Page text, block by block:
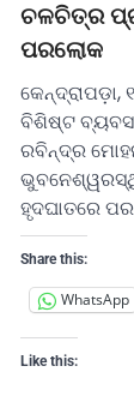
ଚଳଚିତ୍ର
ପରଲୋକ
କେନ୍ଦ୍ରାପଡ଼ା,
ବିଶିଷ୍ଟ
ରବିନ୍ଦ୍ର
ହୃଦଘାତରେ
Share this:
WhatsApp
Like this: